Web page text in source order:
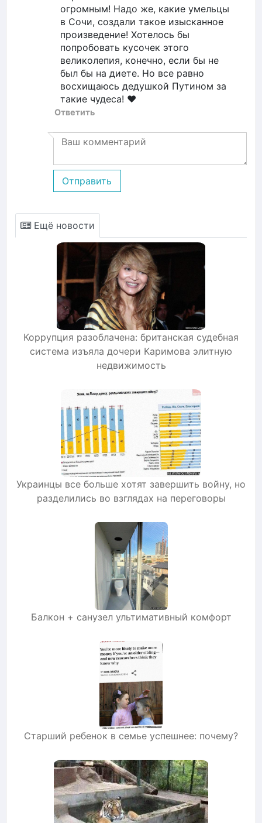
огромным! Надо же, какие умельцы
в Сочи, создали такое изысканное
произведение! Хотелось бы
попробовать кусочек этого
великолепия, конечно, если бы не
был бы на диете. Но все равно
восхищаюсь дедушкой Путином за
такие чудеса! ❤️
Ответить
Отправить
Ещё новости
Коррупция разоблачена: британская судебная
система изъяла дочери Каримова элитную
недвижимость
Украинцы все больше хотят завершить войну, но
разделились во взглядах на переговоры
Балкон + санузел ультимативный комфорт
Старший ребенок в семье успешнее: почему?